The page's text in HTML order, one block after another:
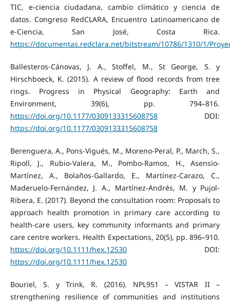
TIC, e-ciencia ciudadana, cambio climático y ciencia de
datos. Congreso RedCLARA, Encuentro Latinoamericano de
e-Ciencia, San José, Costa Rica.
https://documentas.redclara.net/bitstream/10786/1310/1/
Ballesteros-Cánovas, J. A., Stoffel, M., St George, S. y
Hirschboeck, K. (2015). A review of flood records from tree
rings. Progress in Physical Geography: Earth and
Environment, 39(6), pp. 794–816.
https://doi.org/10.1177/0309133315608758DOI:
https://doi.org/10.1177/0309133315608758
Berenguera, A., Pons-Vigués, M., Moreno-Peral, P., March, S.,
Ripoll, J., Rubio-Valera, M., Pombo-Ramos, H., Asensio-
Martínez, A., Bolaños-Gallardo, E., Martínez-Carazo, C.,
Maderuelo-Fernández, J. A., Martínez-Andrés, M. y Pujol-
Ribera, E. (2017). Beyond the consultation room: Proposals to
approach health promotion in primary care according to
health-care users, key community informants and primary
care centre workers. Health Expectations, 20(5), pp. 896–910.
https://doi.org/10.1111/hex.12530DOI:
https://doi.org/10.1111/hex.12530
Bouriel, S. y Trink, R. (2016). NPL951 – VISTAR II –
strengthening resilience of communities and institutions